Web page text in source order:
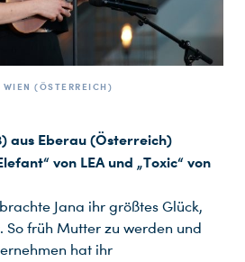
(ÖSTERREICH)
aus Eberau (Österreich)
von LEA und „Toxic“ von
Jana ihr größtes Glück,
So früh Mutter zu werden und
hat ihr